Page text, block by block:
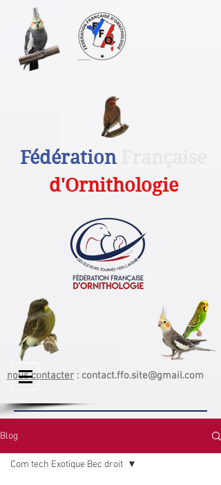
Fédération
d'Ornithologie
nous contacter : contact.ffo.site@gmail.com
Blog
Com tech Exotique Bec droit